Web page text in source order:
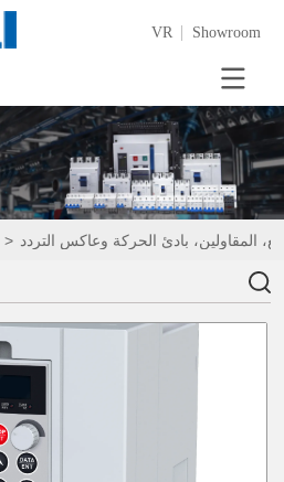
VR Showroom
> المقاولين، بادئ الحركة وعاكس التردد